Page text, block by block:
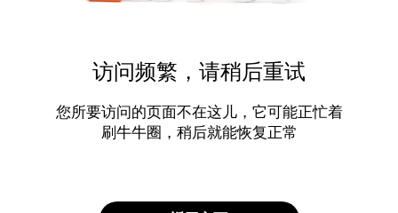
访问频繁，请稍后重试
您所要访问的页面不在这儿，它可能正忙着
刷牛牛圈，稍后就能恢复正常